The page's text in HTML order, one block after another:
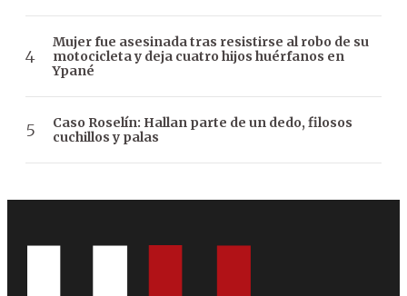
Mujer fue asesinada tras resistirse al robo de su
motocicleta y deja cuatro hijos huérfanos en
Ypané
Caso Roselín: Hallan parte de un dedo, filosos
cuchillos y palas